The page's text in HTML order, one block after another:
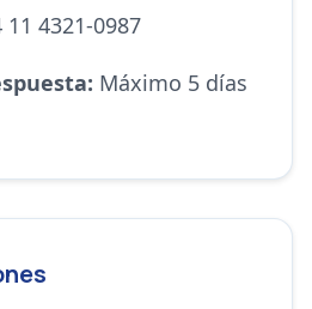
11 4321-0987
Máximo 5 días